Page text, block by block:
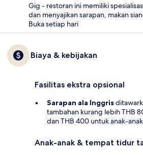
Gig - restoran ini memiliki
dan menyajikan sarapan, makan
Buka setiap hari
Biaya & kebijakan
Fasilitas ekstra opsional
Sarapan ala Inggris
tambahan kurang lebih THB
dan THB 400 untuk anak-anak
Anak-anak & tempat tidur